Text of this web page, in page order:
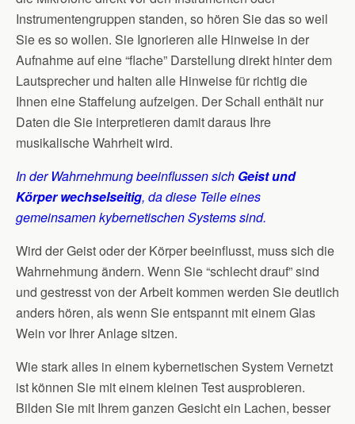
Instrumentengruppen standen, so hören Sie das so weil
Sie es so wollen. Sie Ignorieren alle Hinweise in der
Aufnahme auf eine “flache” Darstellung direkt hinter dem
Lautsprecher und halten alle Hinweise für richtig die
Ihnen eine Staffelung aufzeigen. Der Schall enthält nur
Daten die Sie interpretieren damit daraus Ihre
musikalische Wahrheit wird.
In der Wahrnehmung beeinflussen sich Geist und
Körper wechselseitig, da diese Teile eines
gemeinsamen kybernetischen Systems sind.
Wird der Geist oder der Körper beeinflusst, muss sich die
Wahrnehmung ändern. Wenn Sie “schlecht drauf” sind
und gestresst von der Arbeit kommen werden Sie deutlich
anders hören, als wenn Sie entspannt mit einem Glas
Wein vor Ihrer Anlage sitzen.
Wie stark alles in einem kybernetischen System Vernetzt
ist können Sie mit einem kleinen Test ausprobieren.
Bilden Sie mit Ihrem ganzen Gesicht ein Lachen, besser